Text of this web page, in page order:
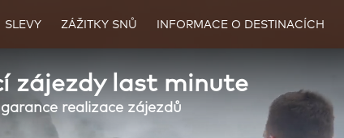
SLEVY ZÁŽITKY SNŮ INFORMACE O DESTINACÍCH
zájezdy last minute
realizace zájezdů